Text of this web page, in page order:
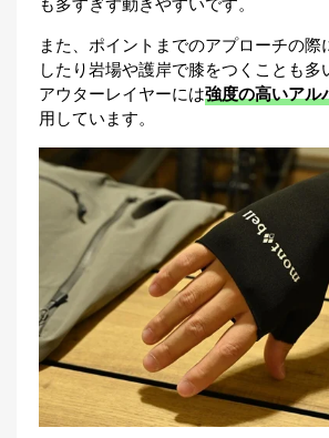
また、ポイントまでのアプローチの際
したり岩場や護岸で膝をつくことも多
アウターレイヤーには強度の高いアル
用しています。